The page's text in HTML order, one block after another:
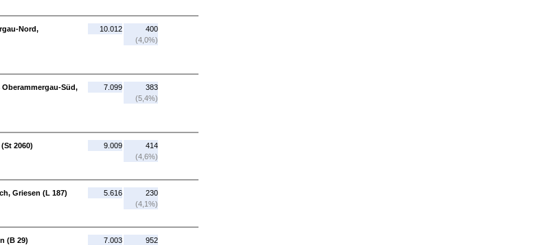
Nord,
10.012
400
(4,0%)
Süd,
7.099
383
(5,4%)
2060)
9.009
414
(4,6%)
Griesen (L 187)
5.616
230
(4,1%)
(B 29)
7.003
952